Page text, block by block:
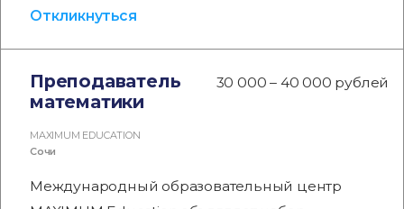
Откликнуться
Преподаватель
математики
30 000 – 40 000 рублей
MAXIMUM EDUCATION
Сочи
Международный образовательный центр